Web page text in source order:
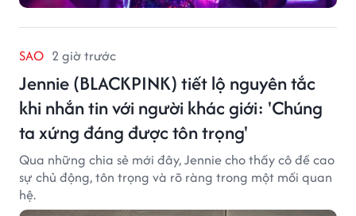
SAO 2 giờ trước
Jennie (BLACKPINK) tiết lộ nguyên tắc
khi nhắn tin với người khác giới: 'Chúng
ta xứng đáng được tôn trọng'
Qua những chia sẻ mới đây, Jennie cho thấy cô đề cao
sự chủ động, tôn trọng và rõ ràng trong một mối quan
hệ.